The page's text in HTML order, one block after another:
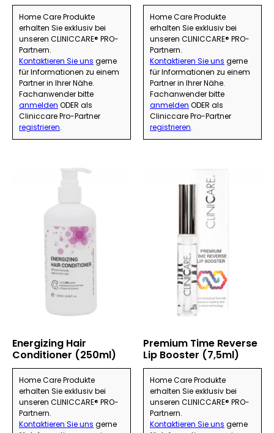
Home Care Produkte
erhalten Sie exklusiv bei
unseren CLINICCARE® PRO-
Partnern.
Kontaktieren Sie uns gerne
für Informationen zu einem
Partner in Ihrer Nähe.
Fachanwender bitte
anmelden ODER als
Cliniccare Pro-Partner
registrieren.
Home Care Produkte
erhalten Sie exklusiv bei
unseren CLINICCARE® PRO-
Partnern.
Kontaktieren Sie uns gerne
für Informationen zu einem
Partner in Ihrer Nähe.
Fachanwender bitte
anmelden ODER als
Cliniccare Pro-Partner
registrieren.
Energizing Hair
Conditioner (250ml)
Home Care Produkte
erhalten Sie exklusiv bei
unseren CLINICCARE® PRO-
Partnern.
Kontaktieren Sie uns gerne
Premium Time Reverse
Lip Booster (7,5ml)
Home Care Produkte
erhalten Sie exklusiv bei
unseren CLINICCARE® PRO-
Partnern.
Kontaktieren Sie uns gerne